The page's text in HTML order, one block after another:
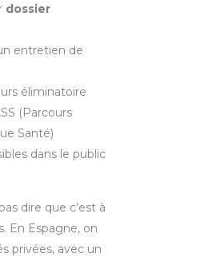
dossier
entretien de
éliminatoire
(Parcours
Santé)
dans le public
dire que c’est à
En Espagne, on
privées, avec un